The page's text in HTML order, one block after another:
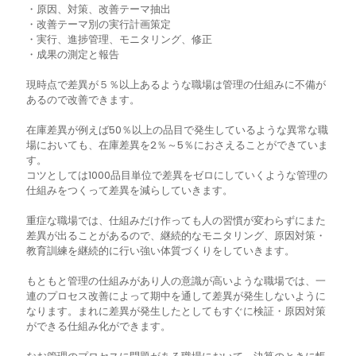
・原因、対策、改善テーマ抽出
・改善テーマ別の実行計画策定
・実行、進捗管理、モニタリング、修正
・成果の測定と報告
現時点で差異が５％以上あるような職場は管理の仕組みに不備が
あるので改善できます。
在庫差異が例えば50％以上の品目で発生しているような異常な職
場においても、在庫差異を2％～5％におさえることができていま
す。
コツとしては1000品目単位で差異をゼロにしていくような管理の
仕組みをつくって差異を減らしていきます。
重症な職場では、仕組みだけ作っても人の習慣が変わらずにまた
差異が出ることがあるので、継続的なモニタリング、原因対策・
教育訓練を継続的に行い強い体質づくりをしていきます。
もともと管理の仕組みがあり人の意識が高いような職場では、一
連のプロセス改善によって期中を通して差異が発生しないように
なります。まれに差異が発生したとしてもすぐに検証・原因対策
ができる仕組み化ができます。